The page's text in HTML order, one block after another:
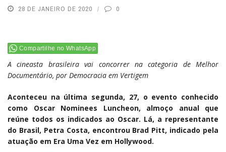
28 DE JANEIRO DE 2020 0
Compartilhe no WhatsApp
A cineasta brasileira vai concorrer na categoria de Melhor
Documentário, por Democracia em Vertigem
Aconteceu na última segunda, 27, o evento conhecido
como Oscar Nominees Luncheon, almoço anual que
reúne todos os indicados ao Oscar. Lá, a representante
do Brasil, Petra Costa, encontrou Brad Pitt, indicado pela
atuação em Era Uma Vez em Hollywood.